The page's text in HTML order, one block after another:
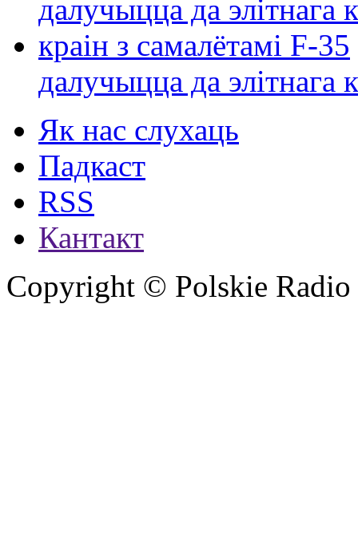
далучыцца да элітнага
Як нас слухаць
Падкаст
RSS
Кантакт
Copyright © Polskie